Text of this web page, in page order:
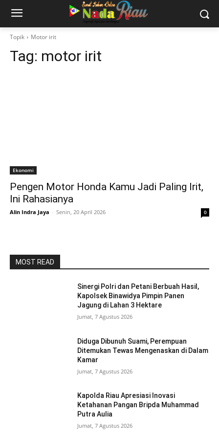
Topik Motor irit
Tag: motor irit
Ekonomi
Pengen Motor Honda Kamu Jadi Paling Irit,
Ini Rahasianya
Alin Indra Jaya - Senin, 20 April 2026 0
MOST READ
Sinergi Polri dan Petani Berbuah Hasil,
Kapolsek Binawidya Pimpin Panen
Jagung di Lahan 3 Hektare
Jumat, 7 Agustus 2026
Diduga Dibunuh Suami, Perempuan
Ditemukan Tewas Mengenaskan di Dalam
Kamar
Jumat, 7 Agustus 2026
Kapolda Riau Apresiasi Inovasi
Ketahanan Pangan Bripda Muhammad
Putra Aulia
Jumat, 7 Agustus 2026